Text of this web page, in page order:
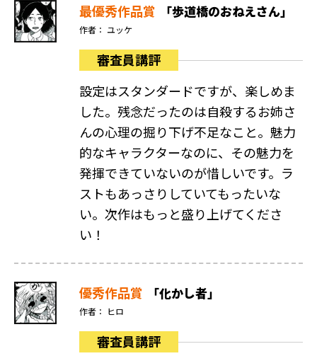
最優秀作品賞 「歩道橋のおねえさん」
作者： ユッケ
審査員講評
設定はスタンダードですが、楽しめま
した。残念だったのは自殺するお姉さ
んの心理の掘り下げ不足なこと。魅力
的なキャラクターなのに、その魅力を
発揮できていないのが惜しいです。ラ
ストもあっさりしていてもったいな
い。次作はもっと盛り上げてくださ
い！
優秀作品賞 「化かし者」
作者： ヒロ
審査員講評